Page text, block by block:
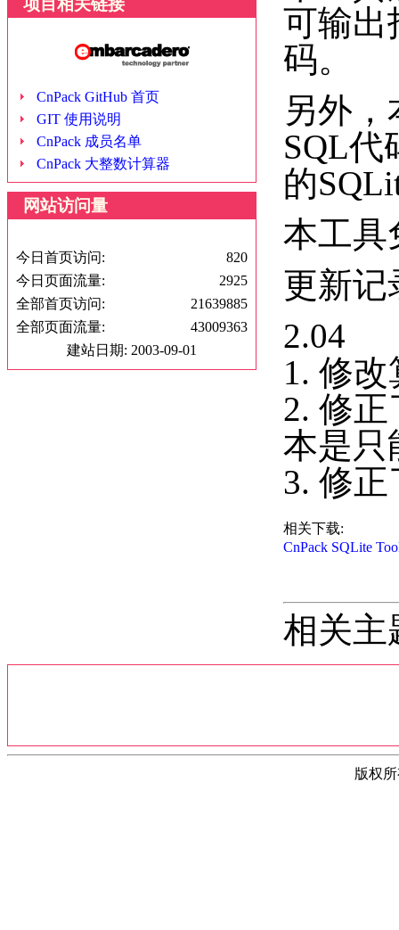
项目相关链接
CnPack GitHub 首页
GIT 使用说明
CnPack 成员名单
CnPack 大整数计算器
网站访问量
今日首页访问:
820
今日页面流量:
2925
全部首页访问:
21639885
全部页面流量:
43009363
建站日期: 2003-09-01
可输出
码。
另外
SQL代
的
本工具
更新记
2.04
1. 修
2. 修
本是只
3. 修
相关下载:
CnPack SQLite
相关主
版权